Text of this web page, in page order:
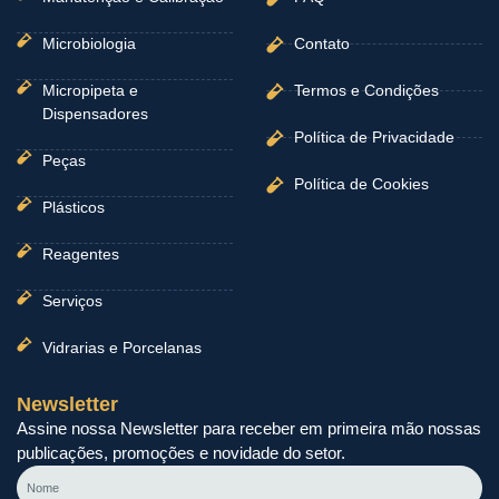
Microbiologia
Micropipeta e
Dispensadores
Peças
Plásticos
Reagentes
Serviços
Vidrarias e Porcelanas
Contato
Termos e Condições
Política de Privacidade
Política de Cookies
Newsletter
Assine nossa Newsletter para receber em primeira mão nossas
publicações, promoções e novidade do setor.
Nome